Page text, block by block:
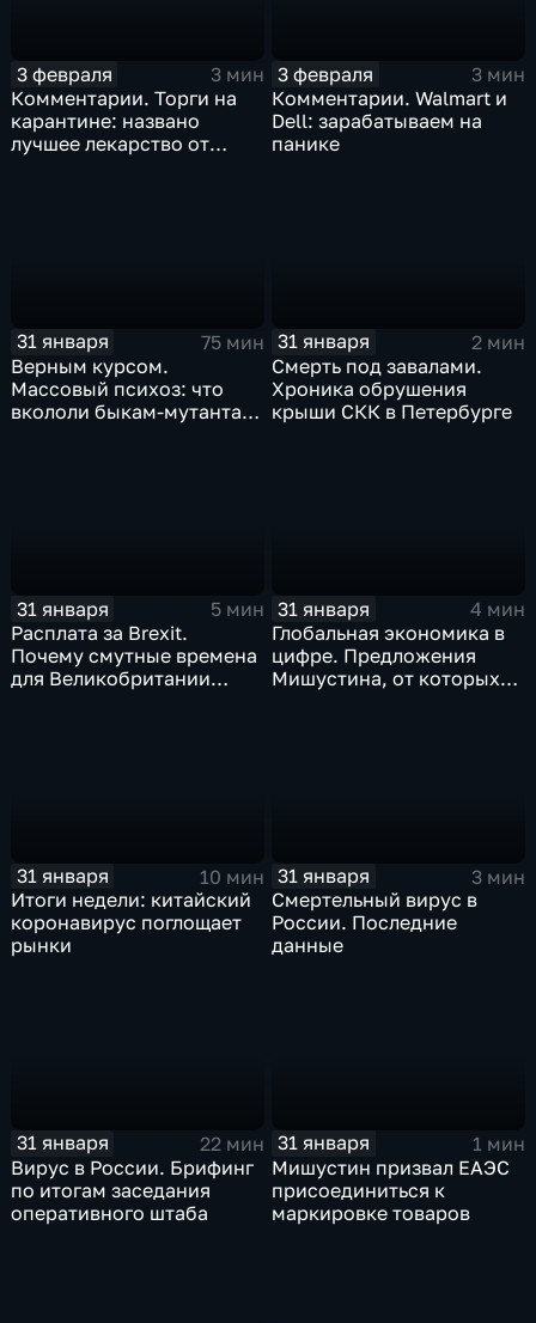
3 февраля
3 мин
Комментарии. Торги на
карантине: названо
лучшее лекарство от
3 февраля
3 мин
Комментарии. Walmart и
Dell: зарабатываем на
панике
31 января
75 мин
Верным курсом.
Массовый психоз: что
вкололи быкам-мутантам,
31 января
2 мин
Смерть под завалами.
Хроника обрушения
крыши СКК в Петербурге
31 января
5 мин
Расплата за Brexit.
Почему смутные времена
для Великобритании
31 января
4 мин
Глобальная экономика в
цифре. Предложения
Мишустина, от которых
31 января
10 мин
Итоги недели: китайский
коронавирус поглощает
рынки
31 января
3 мин
Смертельный вирус в
России. Последние
данные
31 января
22 мин
Вирус в России. Брифинг
по итогам заседания
оперативного штаба
31 января
1 мин
Мишустин призвал ЕАЭС
присоединиться к
маркировке товаров